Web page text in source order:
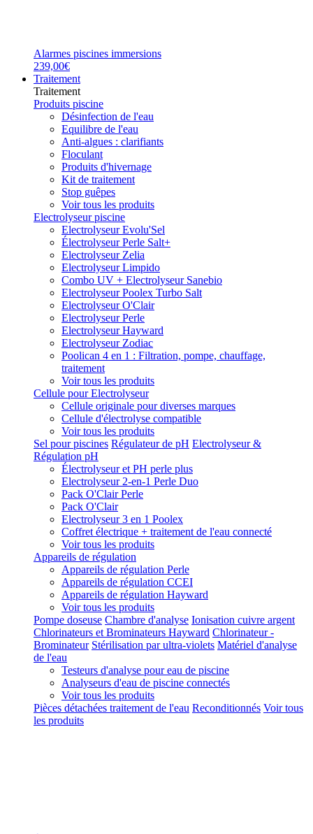
Alarmes piscines immersions
239,00€
Traitement
Traitement
Produits piscine
Désinfection de l'eau
Equilibre de l'eau
Anti-algues : clarifiants
Floculant
Produits d'hivernage
Kit de traitement
Stop guêpes
Voir tous les produits
Electrolyseur piscine
Electrolyseur Evolu'Sel
Électrolyseur Perle Salt+
Electrolyseur Zelia
Electrolyseur Limpido
Combo UV + Electrolyseur Sanebio
Electrolyseur Poolex Turbo Salt
Electrolyseur O'Clair
Electrolyseur Perle
Electrolyseur Hayward
Electrolyseur Zodiac
Poolican 4 en 1 : Filtration, pompe, chauffage,
traitement
Voir tous les produits
Cellule pour Electrolyseur
Cellule originale pour diverses marques
Cellule d'électrolyse compatible
Voir tous les produits
Sel pour piscines Régulateur de pH Electrolyseur &
Régulation pH
Électrolyseur et PH perle plus
Electrolyseur 2-en-1 Perle Duo
Pack O'Clair Perle
Pack O'Clair
Electrolyseur 3 en 1 Poolex
Coffret électrique + traitement de l'eau connecté
Voir tous les produits
Appareils de régulation
Appareils de régulation Perle
Appareils de régulation CCEI
Appareils de régulation Hayward
Voir tous les produits
Pompe doseuse Chambre d'analyse Ionisation cuivre argent
Chlorinateurs et Brominateurs Hayward Chlorinateur -
Brominateur Stérilisation par ultra-violets Matériel d'analyse
de l'eau
Testeurs d'analyse pour eau de piscine
Analyseurs d'eau de piscine connectés
Voir tous les produits
Pièces détachées traitement de l'eau Reconditionnés Voir tous
les produits